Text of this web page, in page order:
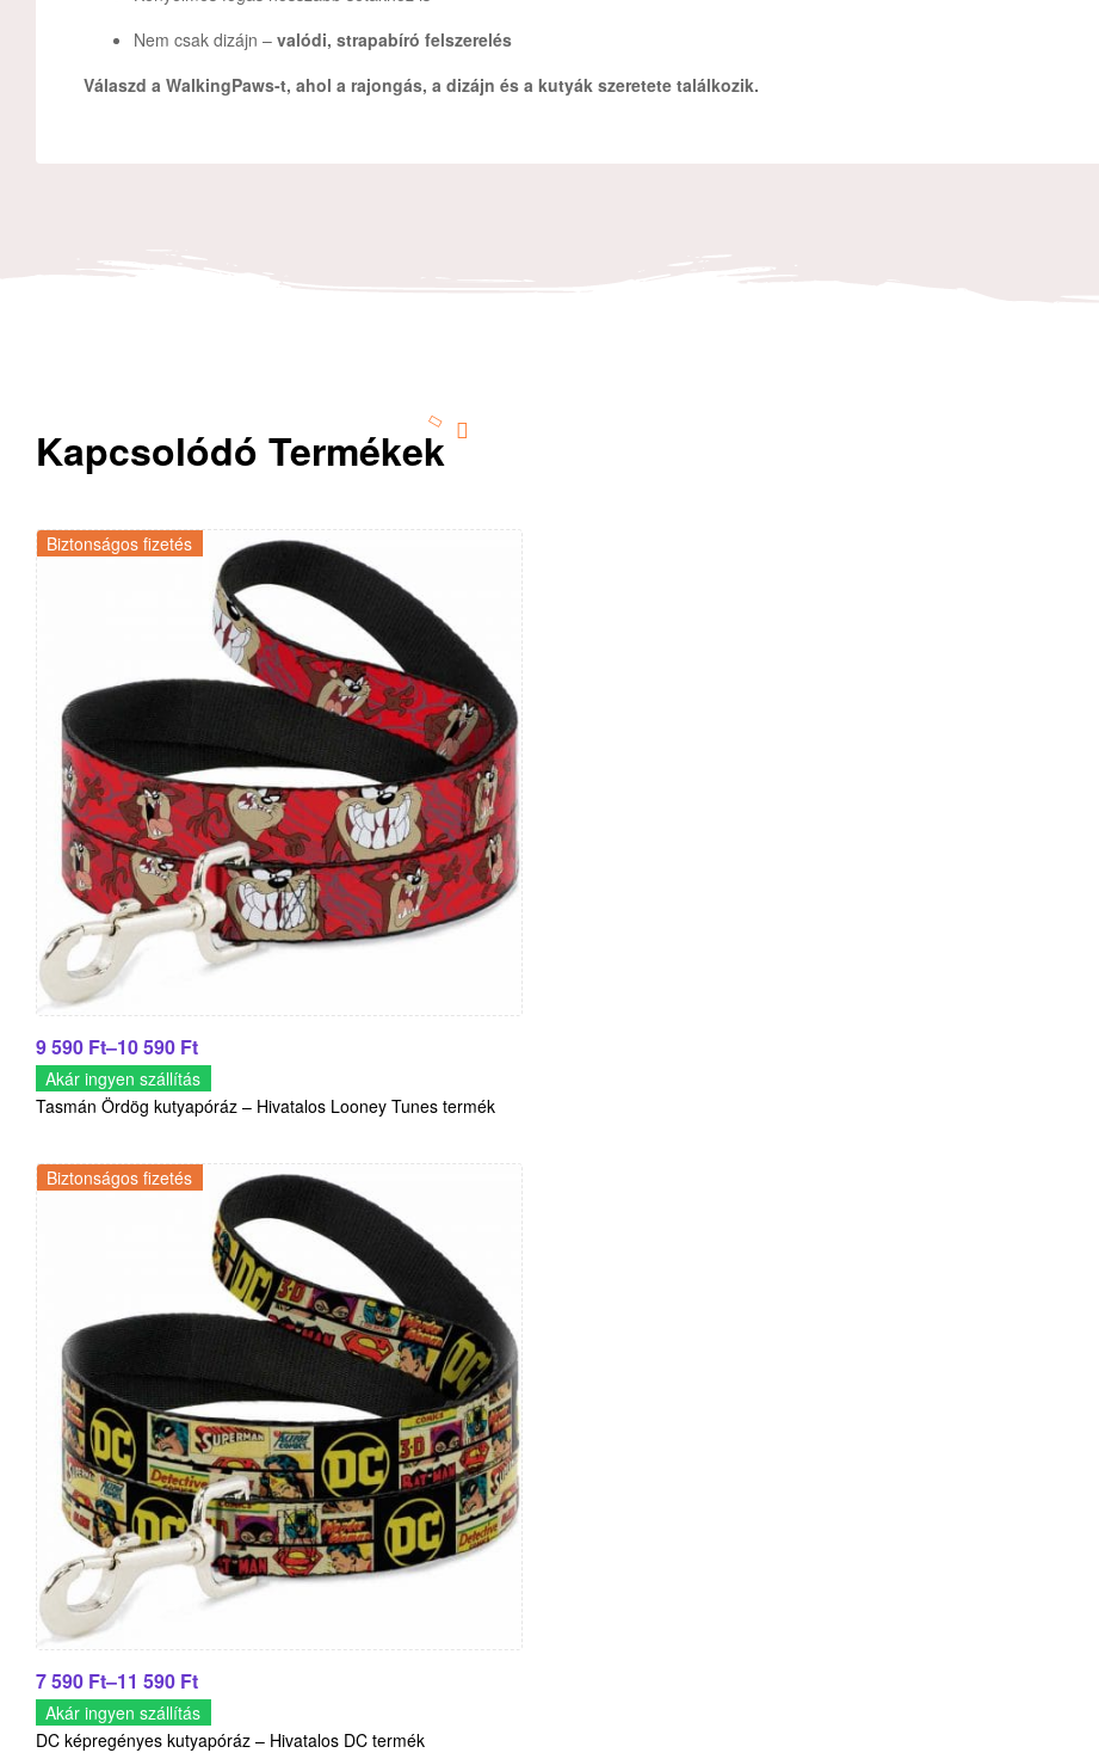
Nem csak dizájn – valódi, strapabíró felszerelés
Válaszd a WalkingPaws-t, ahol a rajongás, a dizájn és a kutyák szeretete találkozik.
Kapcsolódó Termékek
Biztonságos fizetés
9 590 Ft–10 590 Ft
Akár ingyen szállítás
Tasmán Ördög kutyapóráz – Hivatalos Looney Tunes termék
Biztonságos fizetés
7 590 Ft–11 590 Ft
Akár ingyen szállítás
DC képregényes kutyapóráz – Hivatalos DC termék